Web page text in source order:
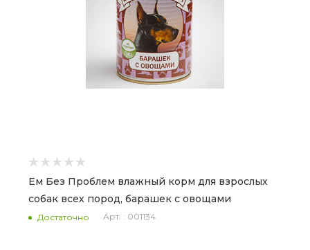
Ем Без Проблем влажный корм для взрослых
собак всех пород, барашек с овощами
Достаточно Арт. : 001134